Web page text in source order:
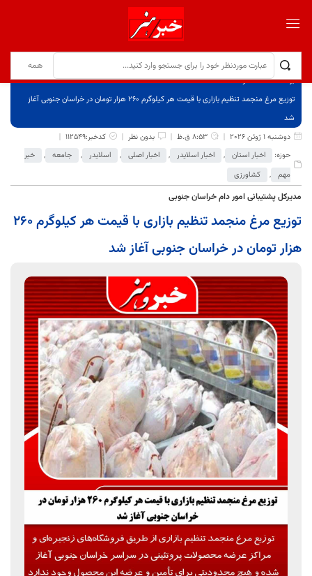
برگ نخست
نوشته‌ها
توزیع مرغ منجمد تنظیم بازاری با قیمت هر کیلوگرم ۲۶۰ هزار تومان در خراسان جنوبی آغاز
شد
دوشنبه 1 ژوئن 2026
8:53 ق.ظ بدون نظر
کدخبر:112549
حوزه:
اخبار استان , اخبار اسلایدر , اخبار اصلی , اسلایدر , جامعه ,
خبر
مهم , کشاورزی
مدیرکل پشتیبانی امور دام خراسان جنوبی
توزیع مرغ منجمد تنظیم بازاری با قیمت هر کیلوگرم ۲۶۰
هزار تومان در خراسان جنوبی آغاز شد